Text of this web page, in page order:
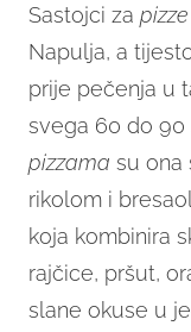
Sastojci za pizze
Napulja, a
prije pečenja u
svega 60 do 90
pizzama su ona
rikolom i
koja kombinira
rajčice, pršut,
slane okuse u